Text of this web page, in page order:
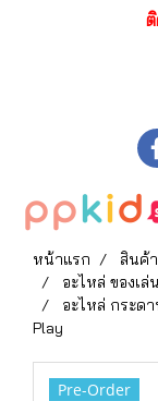
หน้าแรก สินค้
อะไหล่ ของเ
อะไหล่ กระด
Play
Pre-Order